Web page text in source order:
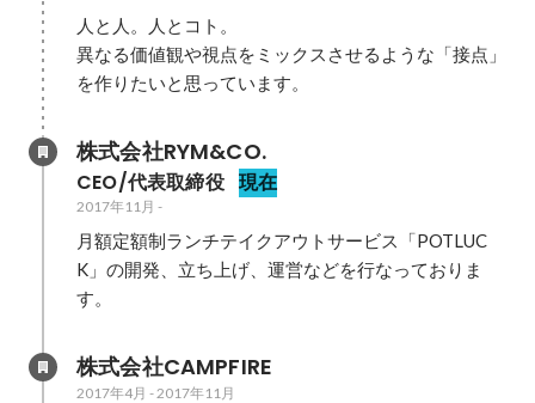
人と人。人とコト。
異なる価値観や視点をミックスさせるような「接点」
を作りたいと思っています。
株式会社RYM&CO.
CEO/代表取締役 現在
2017年11月 -
月額定額制ランチテイクアウトサービス「POTLUC
K」の開発、立ち上げ、運営などを行なっておりま
す。
株式会社CAMPFIRE
2017年4月 -2017年11月